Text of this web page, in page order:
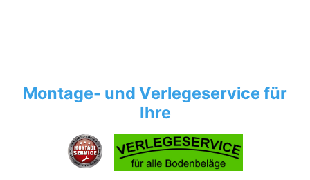
Montage- und Verlegeservice für
Ihre